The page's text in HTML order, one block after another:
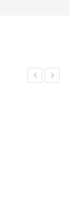
Previous
Next